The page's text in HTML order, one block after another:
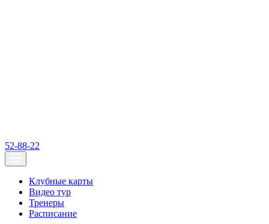
52-88-22
Клубные карты
Видео тур
Тренеры
Расписание